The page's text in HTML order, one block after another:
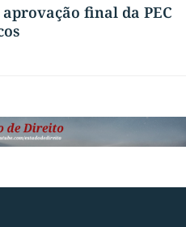
final da PEC